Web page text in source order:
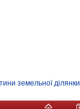
земельної ділянки